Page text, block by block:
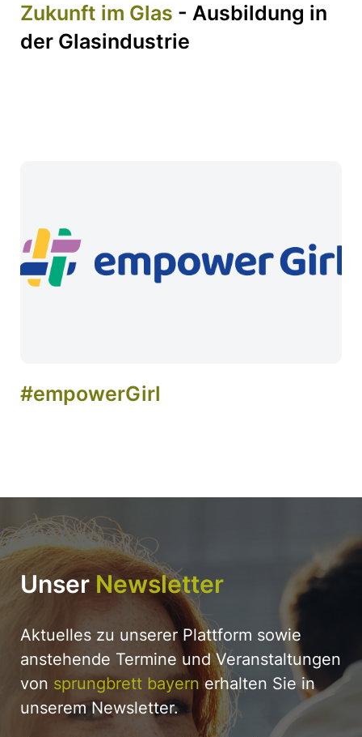
Zukunft im Glas - Ausbildung in
der Glasindustrie
#empowerGirl
Unser Newsletter
Aktuelles zu unserer Plattform sowie
anstehende Termine und Veranstaltungen
von sprungbrett bayernerhalten Sie in
unserem Newsletter.